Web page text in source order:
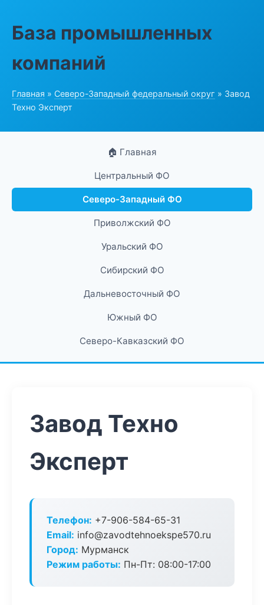
База промышленных
компаний
Главная » Северо-Западный федеральный округ » Завод
Техно Эксперт
🏠 Главная
Центральный ФО
Северо-Западный ФО
Приволжский ФО
Уральский ФО
Сибирский ФО
Дальневосточный ФО
Южный ФО
Северо-Кавказский ФО
Завод Техно
Эксперт
Телефон: +7-906-584-65-31
Email: info@zavodtehnoekspe570.ru
Город: Мурманск
Режим работы: Пн-Пт: 08:00-17:00